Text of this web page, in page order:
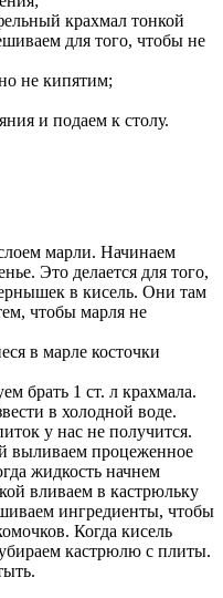
крахмал тонкой
для того, чтобы не
не кипятим;
и подаем к столу.
марли. Начинаем
Это делается для того,
в кисель. Они там
чтобы марля не
в марле косточки
брать 1 ст. л крахмала.
в холодной воде.
у нас не получится.
выливаем процеженное
жидкость начнем
вливаем в кастрюльку
ингредиенты, чтобы
Когда кисель
кастрюлю с плиты.